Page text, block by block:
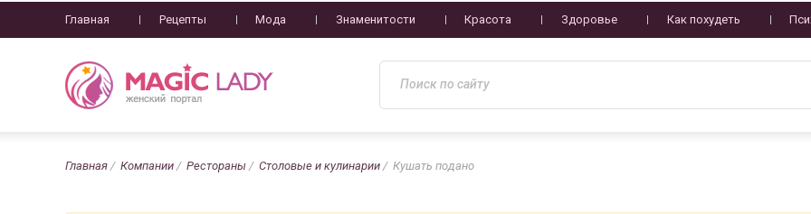
Главная Рецепты Мода Знаменитости Красота Здоровье Как похудеть
Главная Компании Рестораны Столовые и кулинарии Кушать подано